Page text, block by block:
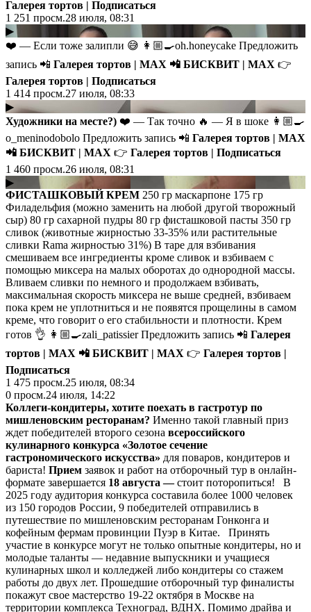
Галерея тортов | Подписаться
1 251 просм.28 июля, 08:31
▶
❤️ — Если тоже залипли 😅 👩🏼‍🍳oh.honeycake Предложить
запись 📲 Галерея тортов | MAX 📲 БИСКВИТ | MAX 👉
Галерея тортов | Подписаться
1 414 просм.27 июля, 08:33
▶
Художники на месте?) ❤️ — Так точно 🔥 — Я в шоке 👩🏼‍🍳
o_meninodobolo Предложить запись 📲 Галерея тортов | MAX
📲 БИСКВИТ | MAX 👉 Галерея тортов | Подписаться
1 460 просм.26 июля, 08:31
▶
ФИСТАШКОВЫЙ КРЕМ 250 гр маскарпоне 175 гр
Филадельфия (можно заменить на любой другой творожный
сыр) 80 гр сахарной пудры 80 гр фисташковой пасты 350 гр
сливок (животные жирностью 33-35% или растительные
сливки Rama жирностью 31%) В таре для взбивания
смешиваем все ингредиенты кроме сливок и взбиваем с
помощью миксера на малых оборотах до однородной массы.
Вливаем сливки по немного и продолжаем взбивать,
максимальная скорость миксера не выше средней, взбиваем
пока крем не уплотниться и не появятся прощелины в самом
креме, что говорит о его стабильности и плотности. Крем
готов 👌 👩🏼‍🍳zali_patissier Предложить запись 📲 Галерея
тортов | MAX 📲 БИСКВИТ | MAX 👉 Галерея тортов |
Подписаться
1 475 просм.25 июля, 08:34
0 просм.24 июля, 14:22
Коллеги-кондитеры, хотите поехать в гастротур по
мишленовским ресторанам? Именно такой главный приз
ждет победителей второго сезона всероссийского
кулинарного конкурса «Золотое сечение
гастрономического искусства» для поваров, кондитеров и
бариста! Прием заявок и работ на отборочный тур в онлайн-
формате завершается 18 августа —стоит поторопиться! В
2025 году аудитория конкурса составила более 1000 человек
из 150 городов России, 9 победителей отправились в
путешествие по мишленовским ресторанам Гонконга и
кофейным фермам провинции Пуэр в Китае. Принять
участие в конкурсе могут не только опытные кондитеры, но и
молодые таланты — недавние выпускники и учащиеся
кулинарных школ и колледжей либо кондитеры со стажем
работы до двух лет. Прошедшие отборочный тур финалисты
покажут свое мастерство 19-22 октября в Москве на
территории комплекса Техноград, ВДНХ. Помимо драйва и